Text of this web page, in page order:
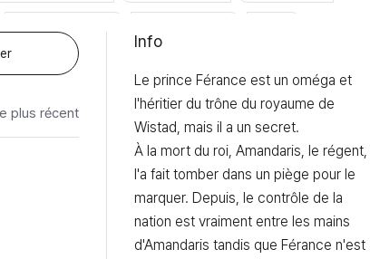
plus récent
Info
Le prince Férance est un oméga et
l'héritier du trône du royaume de
Wistad, mais il a un secret.
À la mort du roi, Amandaris, le régent,
l'a fait tomber dans un piège pour le
marquer. Depuis, le contrôle de la
nation est vraiment entre les mains
d'Amandaris tandis que Férance n'est